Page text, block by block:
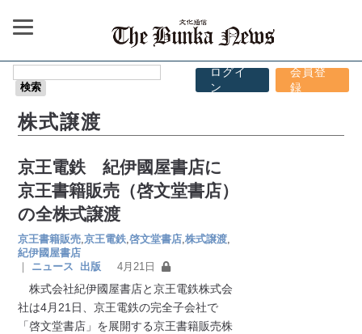
ログイ
ン
会員登
録
株式譲渡
京王電鉄 紀伊國屋書店に
京王書籍販売（啓文堂書店）
の全株式譲渡
京王書籍販売 ,京王電鉄 ,啓文堂書店 ,株式譲渡
紀伊國屋書店
｜
ニュース 出版 4月21日
株式会社紀伊國屋書店と京王電鉄株式会
社は4月21日、京王電鉄の完全子会社で
「啓文堂書店」を展開する京王書籍販売株